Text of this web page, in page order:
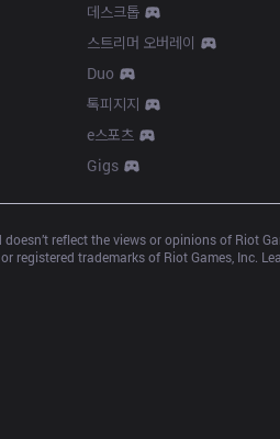
데스크톱
스트리머 오버레이
Duo
톡피지지
e스포츠
Gigs
doesn’t reflect the views or opinions of
registered trademarks of Riot Games, Inc.